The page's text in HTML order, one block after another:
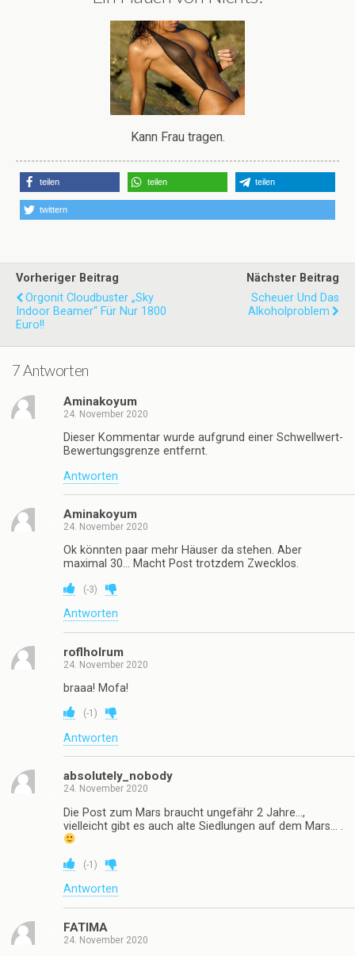
Kann Frau tragen.
teilen teilen teilen
twittern
Vorheriger Beitrag
Orgonit Cloudbuster „Sky
Indoor Beamer“ Für Nur 1800
Euro!!
Nächster Beitrag
Scheuer Und Das
Alkoholproblem
7 Antworten
Aminakoyum
24. November 2020
Dieser Kommentar wurde aufgrund einer Schwellwert-
Bewertungsgrenze entfernt.
Antworten
Aminakoyum
24. November 2020
Ok könnten paar mehr Häuser da stehen. Aber
maximal 30… Macht Post trotzdem Zwecklos.
(-3)
Antworten
roflholrum
24. November 2020
braaa! Mofa!
(-1 )
Antworten
absolutely_nobody
24. November 2020
Die Post zum Mars braucht ungefähr 2 Jahre…,
vielleicht gibt es auch alte Siedlungen auf dem Mars… .
(-1 )
Antworten
FATlMA
24. November 2020